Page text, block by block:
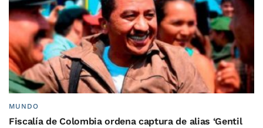
MUNDO
Fiscalía de Colombia ordena captura de alias ‘Gentil